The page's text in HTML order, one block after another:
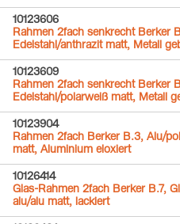
10123606
Rahmen 2fach senkrecht Berker
Edelstahl/anthrazit matt, Metall
10123609
Rahmen 2fach senkrecht Berker
Edelstahl/polarweiß matt, Metall
10123904
Rahmen 2fach Berker B.3, Alu/
matt, Aluminium eloxiert
10126414
Glas-Rahmen 2fach Berker B.7,
alu/alu matt, lackiert